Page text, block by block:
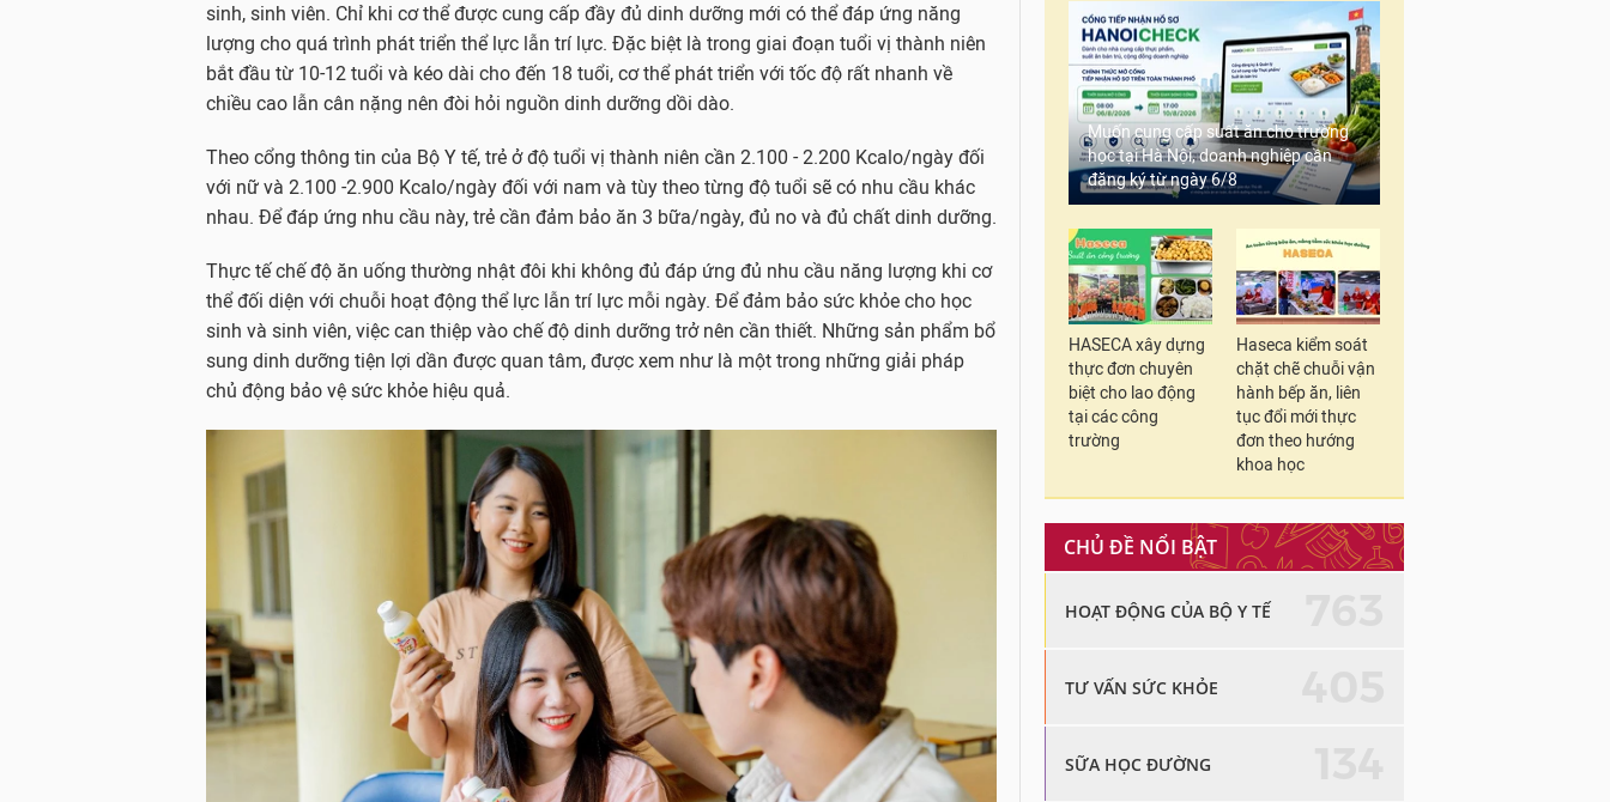
sinh, sinh viên. Chỉ khi cơ thể được cung cấp đầy đủ dinh dưỡng mới có thể đáp ứng năng
lượng cho quá trình phát triển thể lực lẫn trí lực. Đặc biệt là trong giai đoạn tuổi vị thành niên
bắt đầu từ 10-12 tuổi và kéo dài cho đến 18 tuổi, cơ thể phát triển với tốc độ rất nhanh về
chiều cao lẫn cân nặng nên đòi hỏi nguồn dinh dưỡng dồi dào.
Theo cổng thông tin của Bộ Y tế, trẻ ở độ tuổi vị thành niên cần 2.100 - 2.200 Kcalo/ngày đối
với nữ và 2.100 -2.900 Kcalo/ngày đối với nam và tùy theo từng độ tuổi sẽ có nhu cầu khác
nhau. Để đáp ứng nhu cầu này, trẻ cần đảm bảo ăn 3 bữa/ngày, đủ no và đủ chất dinh dưỡng.
Thực tế chế độ ăn uống thường nhật đôi khi không đủ đáp ứng đủ nhu cầu năng lượng khi cơ
thể đối diện với chuỗi hoạt động thể lực lẫn trí lực mỗi ngày. Để đảm bảo sức khỏe cho học
sinh và sinh viên, việc can thiệp vào chế độ dinh dưỡng trở nên cần thiết. Những sản phẩm bổ
sung dinh dưỡng tiện lợi dần được quan tâm, được xem như là một trong những giải pháp
chủ động bảo vệ sức khỏe hiệu quả.
Muốn cung cấp suất ăn cho trường
học tại Hà Nội, doanh nghiệp cần
đăng ký từ ngày 6/8
HASECA xây dựng
thực đơn chuyên
biệt cho lao động
tại các công
trường
Haseca kiểm soát
chặt chẽ chuỗi vận
hành bếp ăn, liên
tục đổi mới thực
đơn theo hướng
khoa học
CHỦ ĐỀ NỔI BẬT
HOẠT ĐỘNG CỦA BỘ Y TẾ
TƯ VẤN SỨC KHỎE
SỮA HỌC ĐƯỜNG